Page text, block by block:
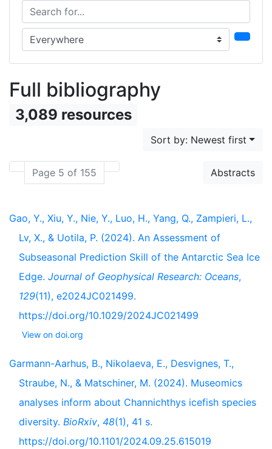
Search for...
Search in...
Full bibliography
3,089 resources
Sort by: Newest first
Page 5 of 155 Abstracts
Gao, Y., Xiu, Y., Nie, Y., Luo, H., Yang, Q., Zampieri, L.,
Lv, X., & Uotila, P. (2024). An Assessment of
Subseasonal Prediction Skill of the Antarctic Sea Ice
Edge. Journal of Geophysical Research: Oceans,
129(11), e2024JC021499.
https://doi.org/10.1029/2024JC021499
View on doi.org
Garmann-Aarhus, B., Nikolaeva, E., Desvignes, T.,
Straube, N., & Matschiner, M. (2024). Museomics
analyses inform about Channichthys icefish species
diversity. BioRxiv, 48(1), 41 s.
https://doi.org/10.1101/2024.09.25.615019